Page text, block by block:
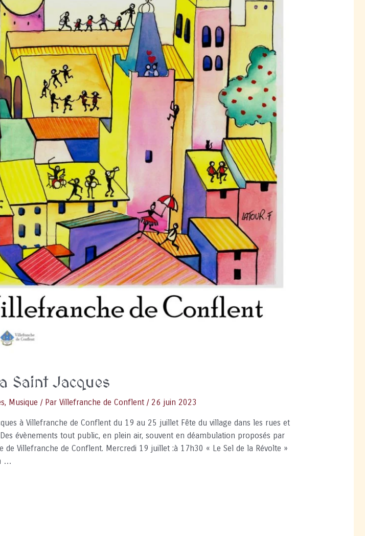
Saint Jacques
, Musique / Par Villefranche de Conflent / 26 juin 2023
à Villefranche de Conflent du 19 au 25 juillet Fête du village dans les rues et
évènements tout public, en plein air, souvent en déambulation proposés par
de Villefranche de Conflent. Mercredi 19 juillet :à 17h30 « Le Sel de la Révolte »
…